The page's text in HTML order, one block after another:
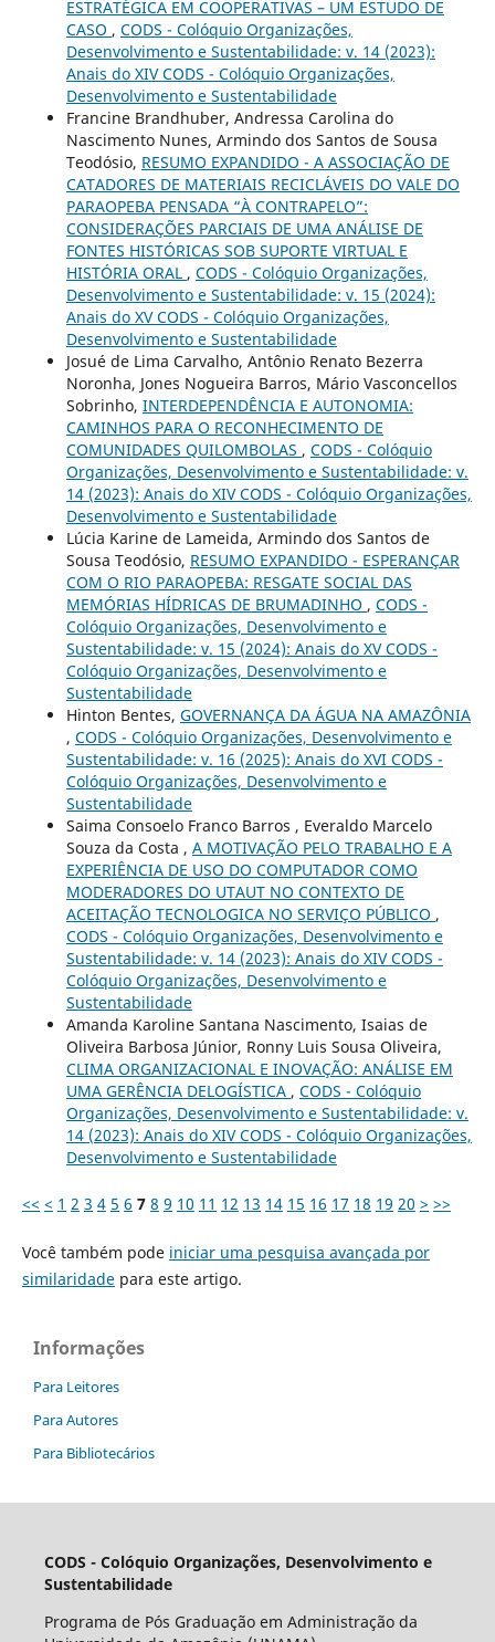
ESTRATÉGICA EM COOPERATIVAS – UM ESTUDO DE
CASO , CODS - Colóquio Organizações,
Desenvolvimento e Sustentabilidade: v. 14 (2023):
Anais do XIV CODS - Colóquio Organizações,
Desenvolvimento e Sustentabilidade
Francine Brandhuber, Andressa Carolina do
Nascimento Nunes, Armindo dos Santos de Sousa
Teodósio, RESUMO EXPANDIDO - A ASSOCIAÇÃO DE
CATADORES DE MATERIAIS RECICLÁVEIS DO VALE DO
PARAOPEBA PENSADA “À CONTRAPELO”:
CONSIDERAÇÕES PARCIAIS DE UMA ANÁLISE DE
FONTES HISTÓRICAS SOB SUPORTE VIRTUAL E
HISTÓRIA ORAL , CODS - Colóquio Organizações,
Desenvolvimento e Sustentabilidade: v. 15 (2024):
Anais do XV CODS - Colóquio Organizações,
Desenvolvimento e Sustentabilidade
Josué de Lima Carvalho, Antônio Renato Bezerra
Noronha, Jones Nogueira Barros, Mário Vasconcellos
Sobrinho, INTERDEPENDÊNCIA E AUTONOMIA:
CAMINHOS PARA O RECONHECIMENTO DE
COMUNIDADES QUILOMBOLAS , CODS - Colóquio
Organizações, Desenvolvimento e Sustentabilidade: v.
14 (2023): Anais do XIV CODS - Colóquio Organizações,
Desenvolvimento e Sustentabilidade
Lúcia Karine de Lameida, Armindo dos Santos de
Sousa Teodósio, RESUMO EXPANDIDO - ESPERANÇAR
COM O RIO PARAOPEBA: RESGATE SOCIAL DAS
MEMÓRIAS HÍDRICAS DE BRUMADINHO , CODS -
Colóquio Organizações, Desenvolvimento e
Sustentabilidade: v. 15 (2024): Anais do XV CODS -
Colóquio Organizações, Desenvolvimento e
Sustentabilidade
Hinton Bentes, GOVERNANÇA DA ÁGUA NA AMAZÔNIA
, CODS - Colóquio Organizações, Desenvolvimento e
Sustentabilidade: v. 16 (2025): Anais do XVI CODS -
Colóquio Organizações, Desenvolvimento e
Sustentabilidade
Saima Consoelo Franco Barros , Everaldo Marcelo
Souza da Costa , A MOTIVAÇÃO PELO TRABALHO E A
EXPERIÊNCIA DE USO DO COMPUTADOR COMO
MODERADORES DO UTAUT NO CONTEXTO DE
ACEITAÇÃO TECNOLOGICA NO SERVIÇO PÚBLICO ,
CODS - Colóquio Organizações, Desenvolvimento e
Sustentabilidade: v. 14 (2023): Anais do XIV CODS -
Colóquio Organizações, Desenvolvimento e
Sustentabilidade
Amanda Karoline Santana Nascimento, Isaias de
Oliveira Barbosa Júnior, Ronny Luis Sousa Oliveira,
CLIMA ORGANIZACIONAL E INOVAÇÃO: ANÁLISE EM
UMA GERÊNCIA DELOGÍSTICA , CODS - Colóquio
Organizações, Desenvolvimento e Sustentabilidade: v.
14 (2023): Anais do XIV CODS - Colóquio Organizações,
Desenvolvimento e Sustentabilidade
<< < 1 2 3 4 5 6 7 8 9 10 11 12 13 14 15 16 17 18 19 20 > >>
Você também pode iniciar uma pesquisa avançada por
similaridadepara este artigo.
Informações
Para Leitores
Para Autores
Para Bibliotecários
CODS - Colóquio Organizações, Desenvolvimento e
Sustentabilidade
Programa de Pós Graduação em Administração da